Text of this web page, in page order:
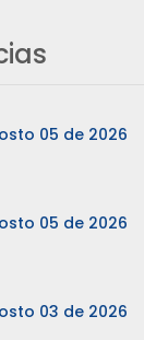
05 de 2026
05 de 2026
03 de 2026